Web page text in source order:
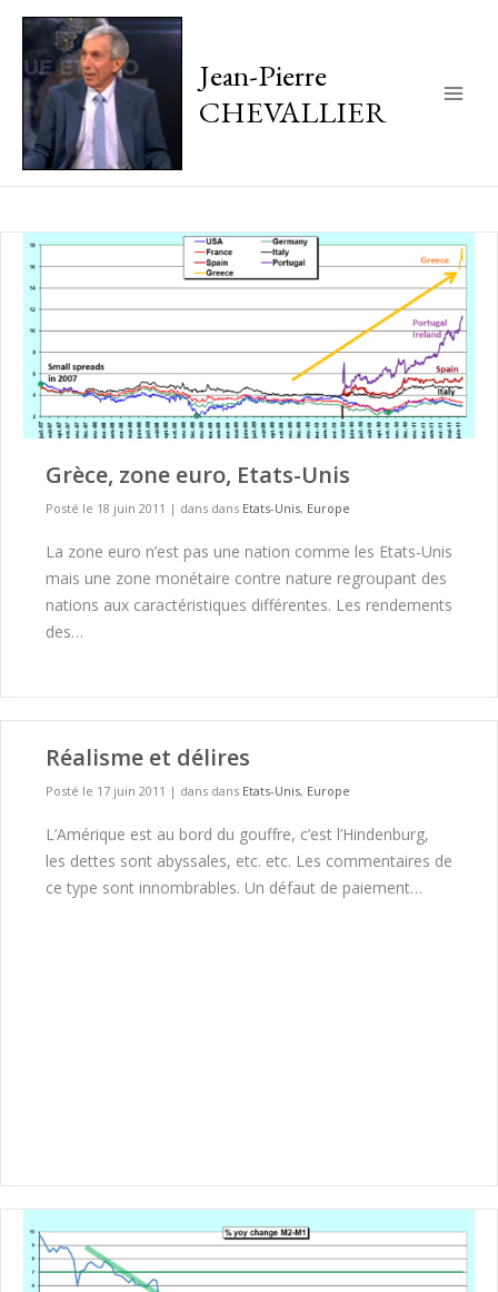
Jean-Pierre
CHEVALLIER
Grèce, zone euro, Etats-Unis
Posté le 18 juin 2011 | dans dans Etats-Unis, Europe
La zone euro n’est pas une nation comme les Etats-Unis
mais une zone monétaire contre nature regroupant des
nations aux caractéristiques différentes. Les rendements
des…
Réalisme et délires
Posté le 17 juin 2011 | dans dans Etats-Unis, Europe
L’Amérique est au bord du gouffre, c’est l’Hindenburg,
les dettes sont abyssales, etc. etc. Les commentaires de
ce type sont innombrables. Un défaut de paiement…